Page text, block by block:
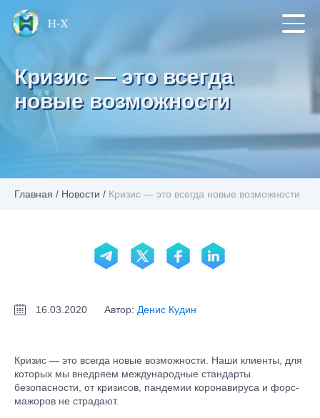
Кризис — это всегда
новые возможности
Главная / Новости / Кризис — это всегда новые возможности
16.03.2020 Автор: Денис Кудин
Кризис — это всегда новые возможности. Наши клиенты, для
которых мы внедряем международные стандарты
безопасности, от кризисов, пандемии коронавируса и форс-
мажоров не страдают.